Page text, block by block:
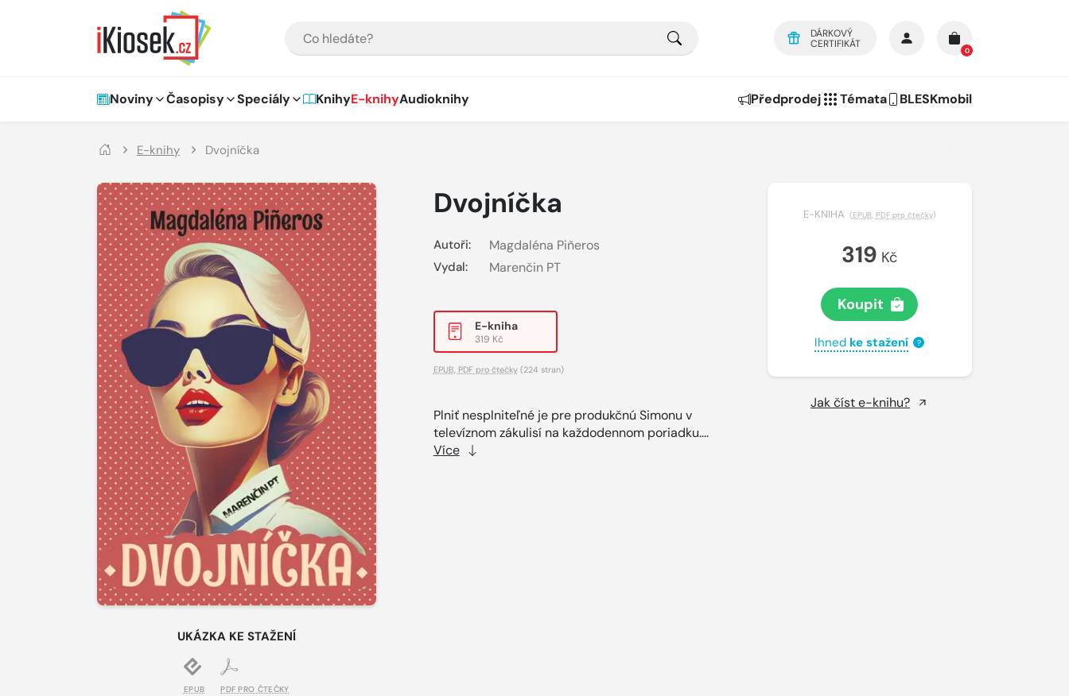
DÁRKOVÝ
CERTIFIKÁT
0
Hlavní navigace
Noviny Časopisy Speciály KnihyE-knihyAudioknihy Předprodej Témata BLESKmobil
E-knihy Dvojníčka
UKÁZKA KE STAŽENÍ
EPUB PDF PRO ČTEČKY
Dvojníčka
Autoři: Magdaléna Piñeros
Vydal: Marenčin PT
E-kniha
319 Kč
EPUB PDF pro čtečky(224 stran)
Plniť nesplniteľné je pre produkčnú Simonu v
televíznom zákulisí na každodennom poriadku....
Více
E-KNIHA (EPUB, PDF pro čtečky)
319 Kč
Koupit
Ihned ke stažení ?
Jak číst e-knihu?